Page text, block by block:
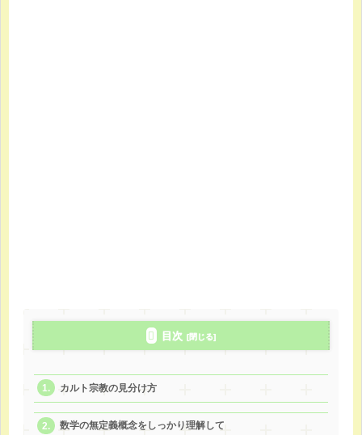
目次
カルト宗教の見分け方
数学の無定義概念をしっかり理解して